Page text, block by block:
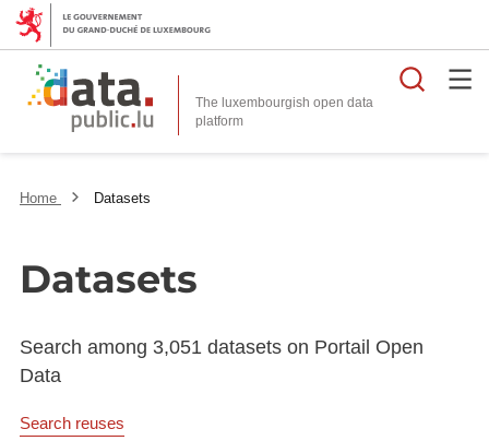
The luxembourgish open data
platform
Home Datasets
Datasets
Search among 3,051 datasets on Portail Open
Data
Search reuses